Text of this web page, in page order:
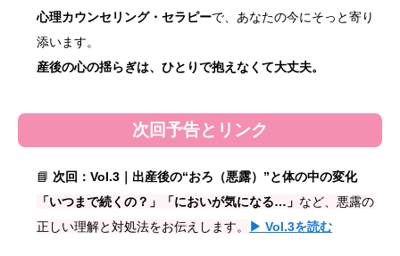
心理カウンセリング・セラピーで、あなたの今にそっと寄り
添います。
産後の心の揺らぎは、ひとりで抱えなくて大丈夫。
次回予告とリンク
📘次回：Vol.3｜出産後の“おろ（悪露）”と体の中の変化
「いつまで続くの？」「においが気になる…」 など、悪露の
正しい理解と対処法をお伝えします。
▶ Vol.3を読む